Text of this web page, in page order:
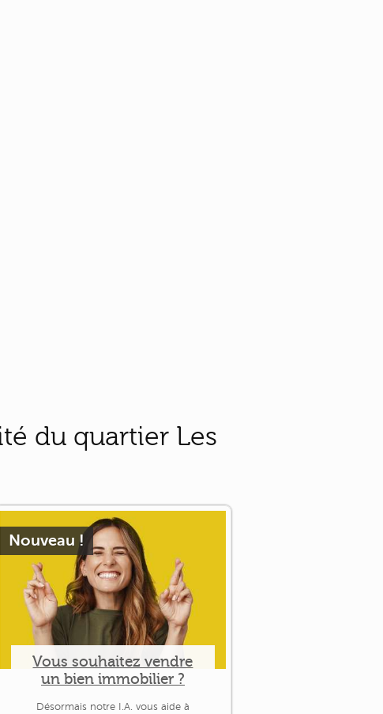
du quartier Les
Nouveau !
Vous souhaitez vendre
un bien immobilier ?
Désormais notre I.A. vous aide à